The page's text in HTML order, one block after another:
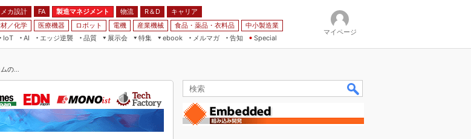
メカ設計 FA 製造マネジメント 物流 R＆D
キャリア
／化学 医療機器 ロボット 電機 産業機械 食品・薬品・衣料品
中小製造業
IoT
AI
エッジ逆襲 品質
展示会
み/エッジ コンピューティング
5Gソリューション展
ボット展
特集
つながるクルマ
VR／AR
フィールドサービス
ebook
FA
モビリティ
メルマガ
告知 Special
マイページ
の...